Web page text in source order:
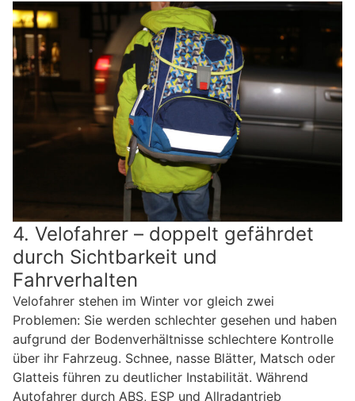
4. Velofahrer – doppelt gefährdet
durch Sichtbarkeit und
Fahrverhalten
Velofahrer stehen im Winter vor gleich zwei
Problemen: Sie werden schlechter gesehen und haben
aufgrund der Bodenverhältnisse schlechtere Kontrolle
über ihr Fahrzeug. Schnee, nasse Blätter, Matsch oder
Glatteis führen zu deutlicher Instabilität. Während
Autofahrer durch ABS, ESP und Allradantrieb